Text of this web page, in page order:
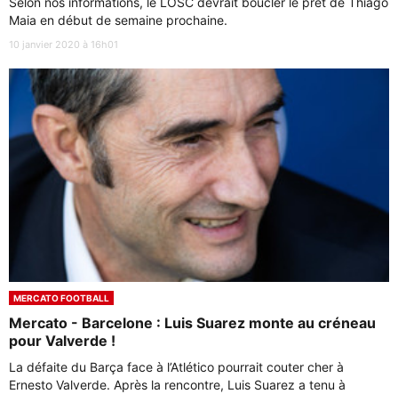
Maia en début de semaine prochaine.
10 janvier 2020 à 16h01
MERCATO FOOTBALL
Mercato - Barcelone : Luis Suarez monte au créneau
pour Valverde !
La défaite du Barça face à l’Atlético pourrait couter cher à
Ernesto Valverde. Après la rencontre, Luis Suarez a tenu à